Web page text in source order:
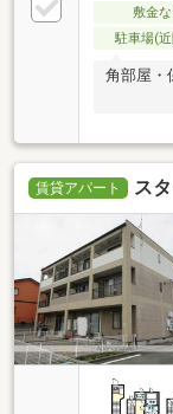
敷金な
駐車場(
角部屋・
賃貸アパート ス